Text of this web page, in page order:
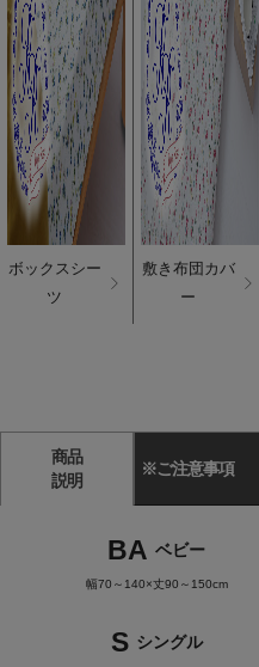
ボックスシー
ツ
敷き布団カバ
ー
商品
説明
※ご注意事項
BA ベビー
幅70～140×丈90～150cm
S シングル